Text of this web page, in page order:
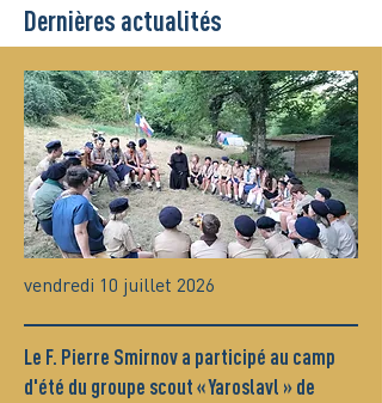
Dernières actualités
vendredi 10 juillet 2026
Le F. Pierre Smirnov a participé au camp
d'été du groupe scout « Yaroslavl » de